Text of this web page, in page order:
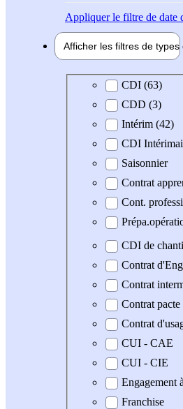
Appliquerle filtre de date
Afficher les filtres de types
Type de contratCDI (63)
CDD (3)
Intérim (42)
CDI
Saisonnier
Contrat
Cont.
CDI de
Contrat
Contrat
Contrat pacte
Contrat
CUI - CAE
CUI - CIE
Engagement
Franchise